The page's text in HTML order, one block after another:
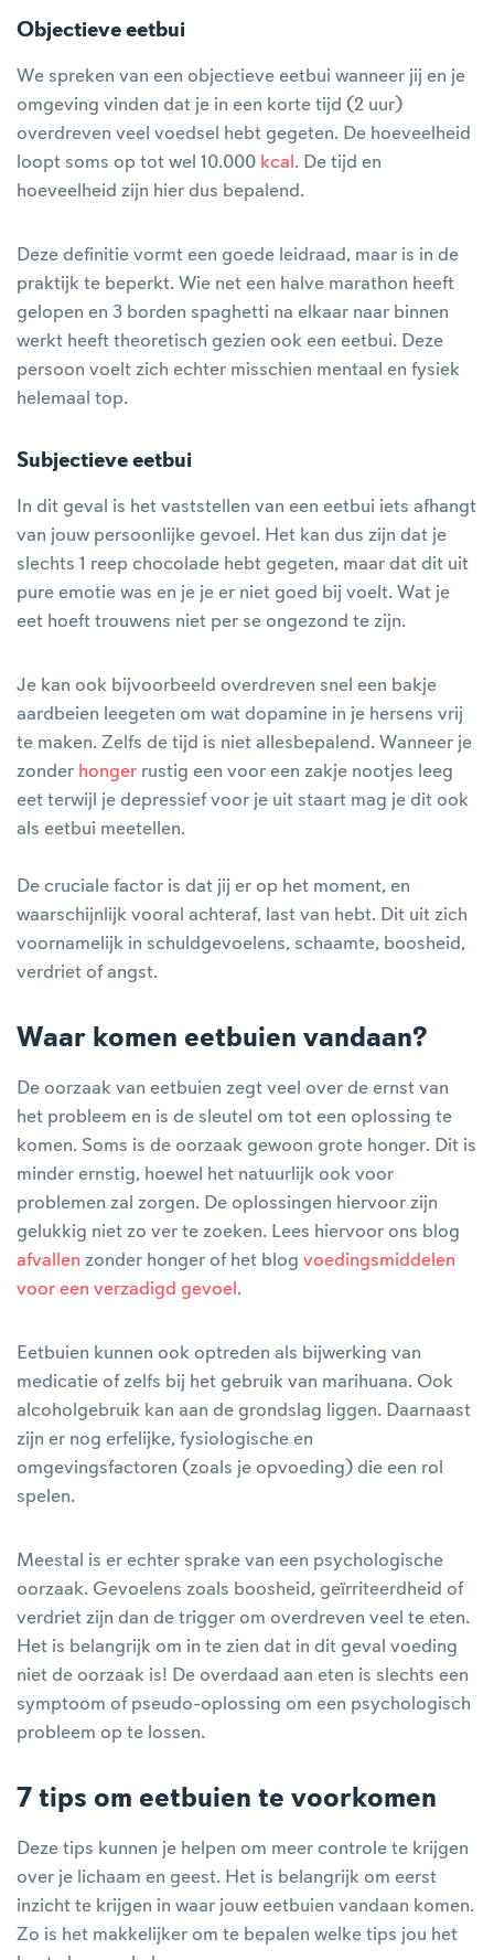
Objectieve eetbui
We spreken van een objectieve eetbui wanneer jij en je
omgeving vinden dat je in een korte tijd (2 uur)
overdreven veel voedsel hebt gegeten. De hoeveelheid
loopt soms op tot wel 10.000 kcal . De tijd en
hoeveelheid zijn hier dus bepalend.
Deze definitie vormt een goede leidraad, maar is in de
praktijk te beperkt. Wie net een halve marathon heeft
gelopen en 3 borden spaghetti na elkaar naar binnen
werkt heeft theoretisch gezien ook een eetbui. Deze
persoon voelt zich echter misschien mentaal en fysiek
helemaal top.
Subjectieve eetbui
In dit geval is het vaststellen van een eetbui iets afhangt
van jouw persoonlijke gevoel. Het kan dus zijn dat je
slechts 1 reep chocolade hebt gegeten, maar dat dit uit
pure emotie was en je je er niet goed bij voelt. Wat je
eet hoeft trouwens niet per se ongezond te zijn.
Je kan ook bijvoorbeeld overdreven snel een bakje
aardbeien leegeten om wat dopamine in je hersens vrij
te maken. Zelfs de tijd is niet allesbepalend. Wanneer je
zonder honger rustig een voor een zakje nootjes leeg
eet terwijl je depressief voor je uit staart mag je dit ook
als eetbui meetellen.
De cruciale factor is dat jij er op het moment, en
waarschijnlijk vooral achteraf, last van hebt. Dit uit zich
voornamelijk in schuldgevoelens, schaamte, boosheid,
verdriet of angst.
Waar komen eetbuien vandaan?
De oorzaak van eetbuien zegt veel over de ernst van
het probleem en is de sleutel om tot een oplossing te
komen. Soms is de oorzaak gewoon grote honger. Dit is
minder ernstig, hoewel het natuurlijk ook voor
problemen zal zorgen. De oplossingen hiervoor zijn
gelukkig niet zo ver te zoeken. Lees hiervoor ons blog
afvallen zonder honger of het blog voedingsmiddelen
voor een verzadigd gevoel .
Eetbuien kunnen ook optreden als bijwerking van
medicatie of zelfs bij het gebruik van marihuana. Ook
alcoholgebruik kan aan de grondslag liggen. Daarnaast
zijn er nog erfelijke, fysiologische en
omgevingsfactoren (zoals je opvoeding) die een rol
spelen.
Meestal is er echter sprake van een psychologische
oorzaak. Gevoelens zoals boosheid, geïrriteerdheid of
verdriet zijn dan de trigger om overdreven veel te eten.
Het is belangrijk om in te zien dat in dit geval voeding
niet de oorzaak is! De overdaad aan eten is slechts een
symptoom of pseudo-oplossing om een psychologisch
probleem op te lossen.
7 tips om eetbuien te voorkomen
Deze tips kunnen je helpen om meer controle te krijgen
over je lichaam en geest. Het is belangrijk om eerst
inzicht te krijgen in waar jouw eetbuien vandaan komen.
Zo is het makkelijker om te bepalen welke tips jou het